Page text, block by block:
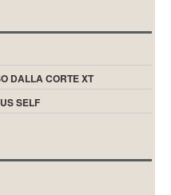
DALLA CORTE XT
SELF